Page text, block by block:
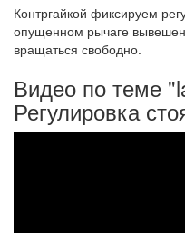
Контргайкой фиксируем
опущенном рычаге
вращаться свободно.
Видео по теме
Регулировка